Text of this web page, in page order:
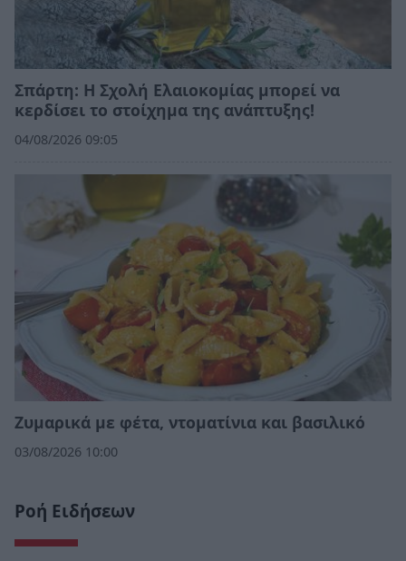
Σπάρτη: Η Σχολή Ελαιοκομίας μπορεί να
κερδίσει το στοίχημα της ανάπτυξης!
04/08/2026 09:05
Ζυμαρικά με φέτα, ντοματίνια και βασιλικό
03/08/2026 10:00
Ροή Ειδήσεων